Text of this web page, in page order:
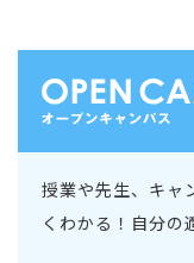
授業や先生、キャ
くわかる！自分の